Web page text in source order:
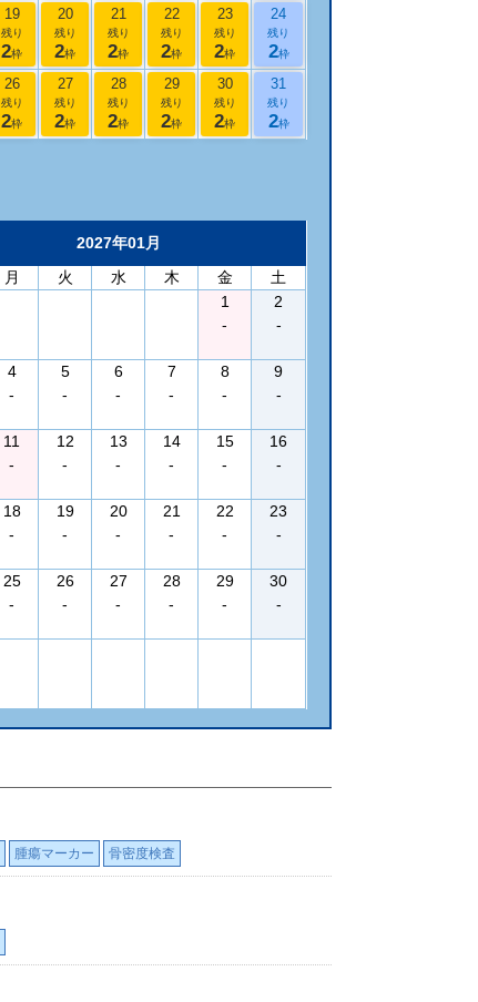
19
残り
2枠
20
残り
2枠
21
残り
2枠
22
残り
2枠
23
残り
2枠
24
残り
2枠
26
残り
2枠
27
残り
2枠
28
残り
2枠
29
残り
2枠
30
残り
2枠
31
残り
2枠
2027年01月
月 火 水 木 金
土
1
-
2
-
4
-
5
-
6
-
7
-
8
-
9
-
11
-
12
-
13
-
14
-
15
-
16
-
18
-
19
-
20
-
21
-
22
-
23
-
25
-
26
-
27
-
28
-
29
-
30
-
腫瘍マーカー 骨密度検査